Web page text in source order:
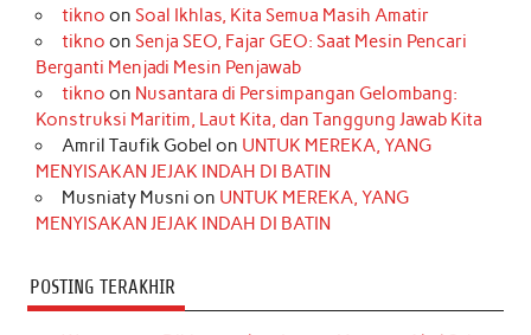
b
o
k
a
r
a
m
o
k
e
e
s
t
e
d
I
n
t
r
u
e
tikno on Soal Ikhlas, Kita Semua Masih Amatir
tikno on Senja SEO, Fajar GEO: Saat Mesin Pencari
Berganti Menjadi Mesin Penjawab
tikno on Nusantara di Persimpangan Gelombang:
Konstruksi Maritim, Laut Kita, dan Tanggung Jawab Kita
Amril Taufik Gobel on UNTUK MEREKA, YANG
MENYISAKAN JEJAK INDAH DI BATIN
Musniaty Musni on UNTUK MEREKA, YANG
MENYISAKAN JEJAK INDAH DI BATIN
POSTING TERAKHIR